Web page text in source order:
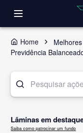
Home
Previdência
Lâminas em
Saiba como patrocinar um fundo